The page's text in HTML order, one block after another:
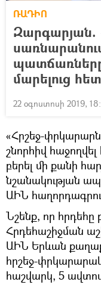
ՌԱԴԻՈ
Զարգարյան.
մարելուց
22 օգոստոսի 2019,
«Հրշեջ-
շնորհիվ
բերել մի քանի
նշանակության
ԱԻՆ
Նշենք, որ հրդեհը
Հրդեհաշիջման
ԱԻՆ Երևան
հրշեջ-
հաշվարկ, 5